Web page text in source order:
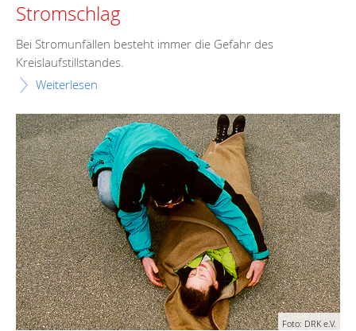
Stromschlag
Bei Stromunfällen besteht immer die Gefahr des
Kreislaufstillstandes.
Weiterlesen
Foto: DRK e.V.